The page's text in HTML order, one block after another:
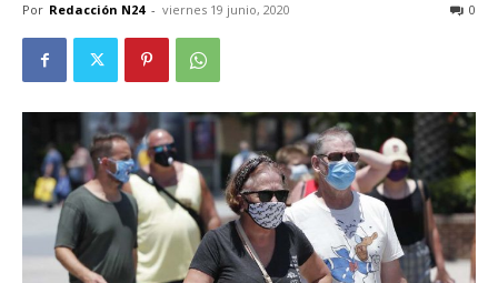
Por Redacción N24 - viernes 19 junio, 2020 0